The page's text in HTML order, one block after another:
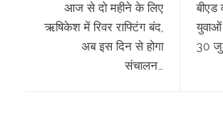
आज से दो महीने के लिए
ऋषिकेश में रिवर राफ्टिंग बंद,
अब इस दिन से होगा
संचालन…
30